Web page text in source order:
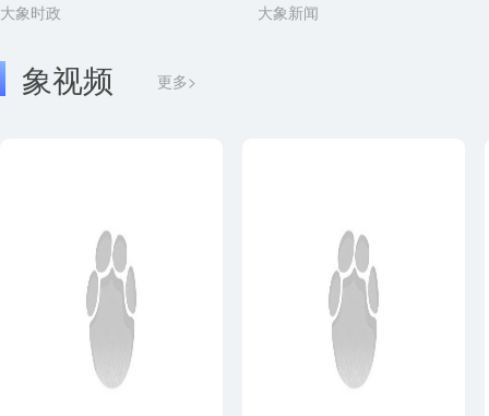
大象时政
大象新闻
象视频 更多>